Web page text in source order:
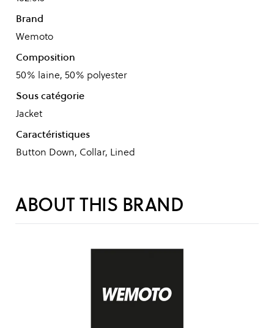
Brand
Wemoto
Composition
50% laine, 50% polyester
Sous catégorie
Jacket
Caractéristiques
Button Down, Collar, Lined
ABOUT THIS BRAND